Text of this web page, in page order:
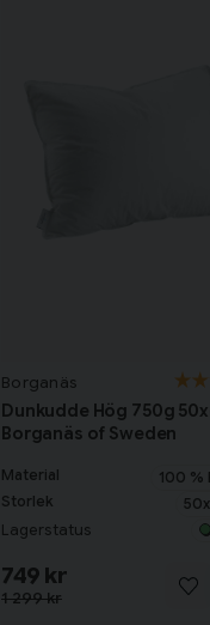
Borganäs
Dunkudde Hög 750g
Borganäs of Sweden
Material
100 %
Storlek
Lagerstatus
1 299 kr
749 kr